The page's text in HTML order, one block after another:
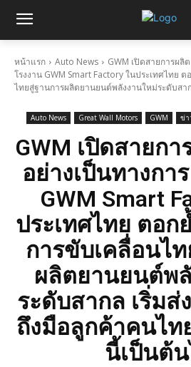
หน้าแรก Auto News
GWM เปิดสายการผลิ
โรงงาน GWM Smart Factory ในประเทศไทย
ไทยสู่ฐานการผลิตยานยนต์พลังงานใหม่ระดับสา
Auto News Great Wall Motors GWM ข่า
GWM เปิดสายกา
อย่างเป็นทางกา
GWM Smart
ประเทศไทย ตอ
การขับเคลื่อนไ
ผลิตยานยนต์พ
ระดับสากล เริ่มส่
ถึงมือลูกค้าคนไ
นี้เป็นต้